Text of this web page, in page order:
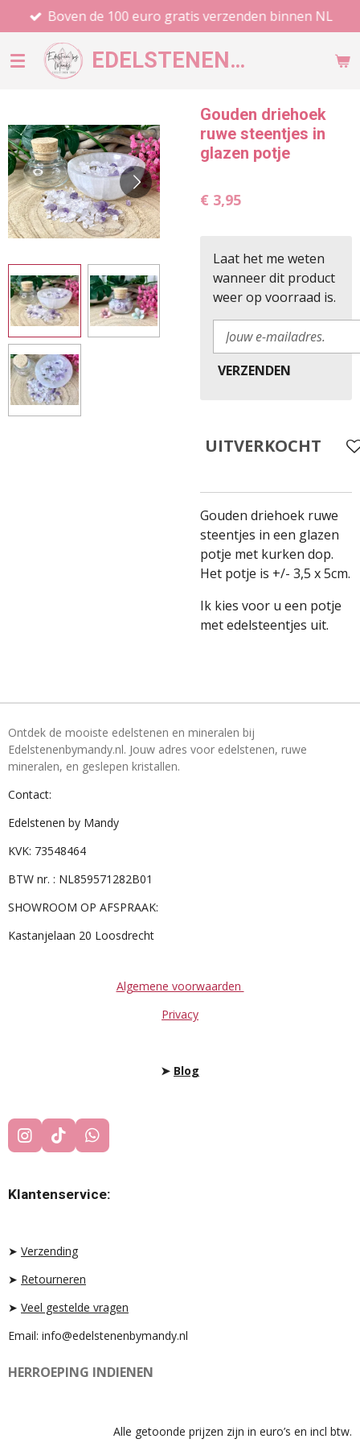
direct
naar
EDELSTENEN
BY MANDY
Boven de 100 euro gratis verzenden binnen NL
Gouden driehoek
ruwe steentjes in
glazen potje
€ 3,95
Laat het me weten
wanneer dit product
weer op voorraad is.
VERZENDEN
UITVERKOCHT
Gouden driehoek ruwe
steentjes in een glazen
potje met kurken dop.
Het potje is +/- 3,5 x 5cm.
Ik kies voor u een potje
met edelsteentjes uit.
Ontdek de mooiste edelstenen en mineralen bij
Edelstenenbymandy.nl. Jouw adres voor edelstenen, ruwe
mineralen, en geslepen kristallen.
Contact:
Edelstenen by Mandy
KVK: 73548464
BTW nr. : NL859571282B01
SHOWROOM OP AFSPRAAK:
Kastanjelaan 20 Loosdrecht
Algemene voorwaarden
Privacy
➤ Blog
I
N
T
A
A
T
I
T
O
W
H
T
S
Klantenservice:
➤ Verzending
➤ Retourneren
➤ Veel gestelde vragen
Email: info@edelstenenbymandy.nl
HERROEPING INDIENEN
Alle getoonde prijzen zijn in euro’s en incl btw.